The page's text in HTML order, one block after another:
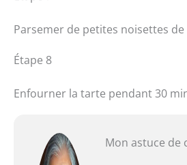
Parsemer de petites noisettes
Étape 8
Enfourner la tarte pendant 30
Mon astuce de